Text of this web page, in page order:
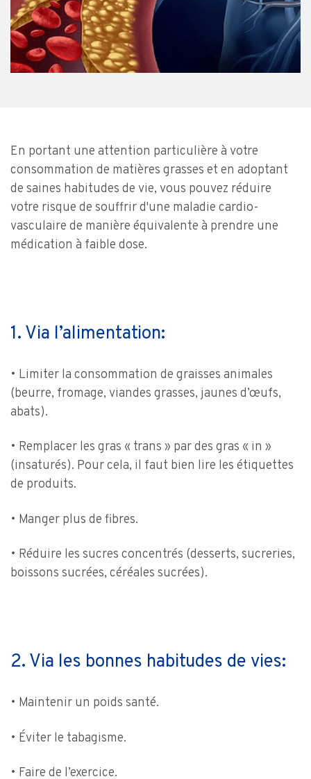
En portant une attention particulière à votre
consommation de matières grasses et en adoptant
de saines habitudes de vie, vous pouvez réduire
votre risque de souffrir d'une maladie cardio-
vasculaire de manière équivalente à prendre une
médication à faible dose.
1. Via l’alimentation:
• Limiter la consommation de graisses animales
(beurre, fromage, viandes grasses, jaunes d’œufs,
abats).
• Remplacer les gras « trans » par des gras « in »
(insaturés). Pour cela, il faut bien lire les étiquettes
de produits.
• Manger plus de fibres.
• Réduire les sucres concentrés (desserts, sucreries,
boissons sucrées, céréales sucrées).
2. Via les bonnes habitudes de vies:
• Maintenir un poids santé.
• Éviter le tabagisme.
• Faire de l’exercice.